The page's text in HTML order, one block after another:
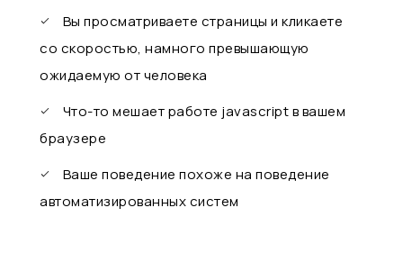
Вы просматриваете страницы и кликаете
со скоростью, намного превышающую
ожидаемую от человека
Что-то мешает работе javascript в вашем
браузере
Ваше поведение похоже на поведение
автоматизированных систем